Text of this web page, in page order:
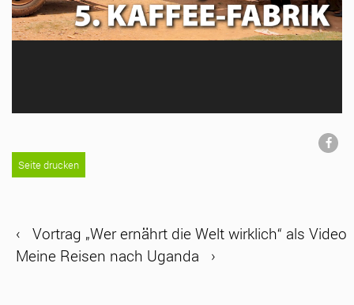
Seite drucken
‹
Vortrag „Wer ernährt die Welt wirklich“ als Video
Meine Reisen nach Uganda
›